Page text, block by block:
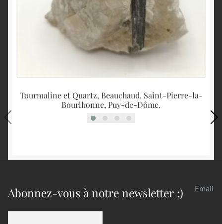
Tourmaline et Quartz, Beauchaud, Saint-Pierre-la-
Bourlhonne, Puy-de-Dôme.
Abonnez-vous à notre newsletter :) Email